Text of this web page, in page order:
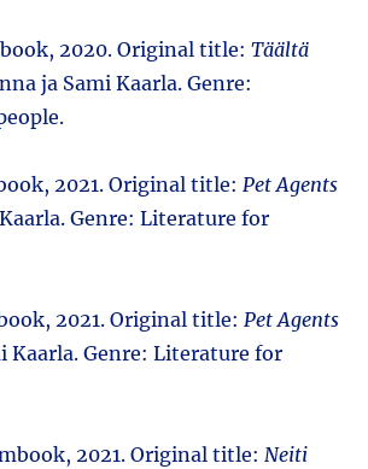
2020. Original title: Täältä
ja Sami Kaarla. Genre:
2021. Original title: Pet Agents
Genre: Literature for
2021. Original title: Pet Agents
Kaarla. Genre: Literature for
2021. Original title: Neiti